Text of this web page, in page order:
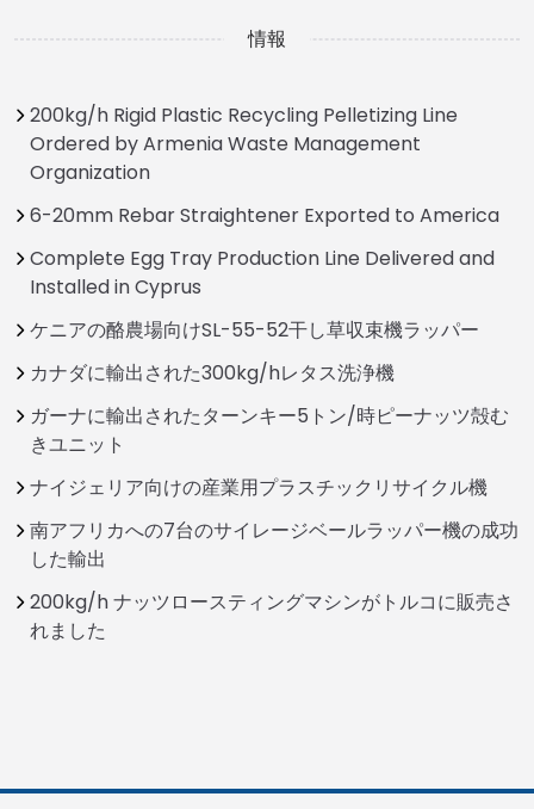
情報
200kg/h Rigid Plastic Recycling Pelletizing Line
Ordered by Armenia Waste Management
Organization
6-20mm Rebar Straightener Exported to America
Complete Egg Tray Production Line Delivered and
Installed in Cyprus
ケニアの酪農場向けSL-55-52干し草収束機ラッパー
カナダに輸出された300kg/hレタス洗浄機
ガーナに輸出されたターンキー5トン/時ピーナッツ殻む
きユニット
ナイジェリア向けの産業用プラスチックリサイクル機
南アフリカへの7台のサイレージベールラッパー機の成功
した輸出
200kg/h ナッツロースティングマシンがトルコに販売さ
れました